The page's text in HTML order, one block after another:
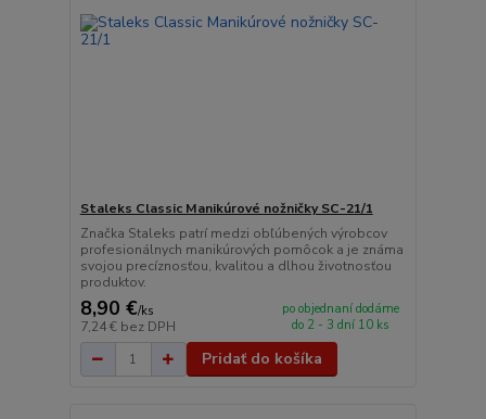
Staleks Classic Manikúrové nožničky SC-21/1
Značka Staleks patrí medzi obľúbených výrobcov
profesionálnych manikúrových pomôcok a je známa
svojou precíznosťou, kvalitou a dlhou životnosťou
produktov.
8,90 €/ks
7,24 € bez DPH
po objednaní dodáme
do 2 - 3 dní 10 ks
Pridať do košíka